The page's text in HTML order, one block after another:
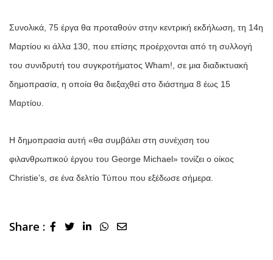
Συνολικά, 75 έργα θα προταθούν στην κεντρική εκδήλωση, τη 14η
Μαρτίου κι άλλα 130, που επίσης προέρχονται από τη συλλογή
του συνιδρυτή του συγκροτήματος Wham!, σε μια διαδικτυακή
δημοπρασία, η οποία θα διεξαχθεί στο διάστημα 8 έως 15
Μαρτίου.
Η δημοπρασία αυτή «θα συμβάλει στη συνέχιση του
φιλανθρωπικού έργου του George Michael» τονίζει ο οίκος
Christie’s, σε ένα δελτίο Τύπου που εξέδωσε σήμερα.
Share : LinkedInWhatsapp
Share